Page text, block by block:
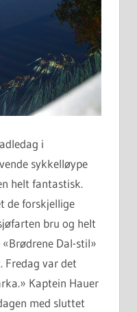
i
sykkelløype
helt fantastisk.
de forskjellige
bru og helt
Dal-stil»
Fredag var det
Kaptein Hauer
med sluttet